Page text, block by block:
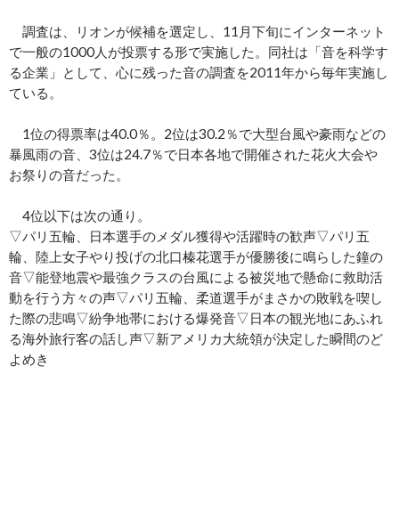
調査は、リオンが候補を選定し、11月下旬にインターネット
で一般の1000人が投票する形で実施した。同社は「音を科学す
る企業」として、心に残った音の調査を2011年から毎年実施し
ている。
1位の得票率は40.0％。2位は30.2％で大型台風や豪雨などの
暴風雨の音、3位は24.7％で日本各地で開催された花火大会や
お祭りの音だった。
4位以下は次の通り。
▽パリ五輪、日本選手のメダル獲得や活躍時の歓声▽パリ五
輪、陸上女子やり投げの北口榛花選手が優勝後に鳴らした鐘の
音▽能登地震や最強クラスの台風による被災地で懸命に救助活
動を行う方々の声▽パリ五輪、柔道選手がまさかの敗戦を喫し
た際の悲鳴▽紛争地帯における爆発音▽日本の観光地にあふれ
る海外旅行客の話し声▽新アメリカ大統領が決定した瞬間のど
よめき